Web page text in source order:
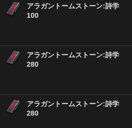
アラガントームストーン:詩学
100
アラガントームストーン:詩学
280
アラガントームストーン:詩学
280